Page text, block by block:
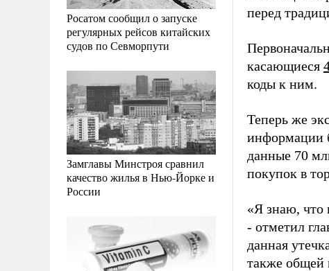
Росатом сообщил о запуске
регулярных рейсов китайских
судов по Севморпути
Замглавы Минстроя сравнил
качество жилья в Нью-Йорке и
России
перед
касающиеся
коды к ним.
Теперь же
информации
данные 70
покупок в
«Я знаю, что
- отметил
данная
также общей